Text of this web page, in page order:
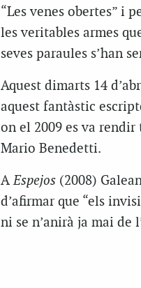
“Les venes obertes” i
les veritables armes
seves paraules s’han
Aquest dimarts 14
aquest fantàstic
on el 2009 es va
Mario Benedetti.
AEspejos (2008)
d’afirmar que “els
ni se n’anirà ja mai de